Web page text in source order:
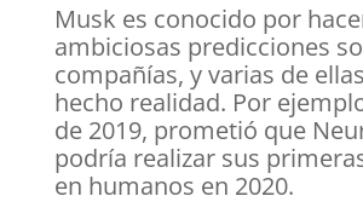
Musk es conocido por
ambiciosas predicciones
compañías, y varias de
hecho realidad. Por
de 2019, prometió que
podría realizar sus
en humanos en 2020.